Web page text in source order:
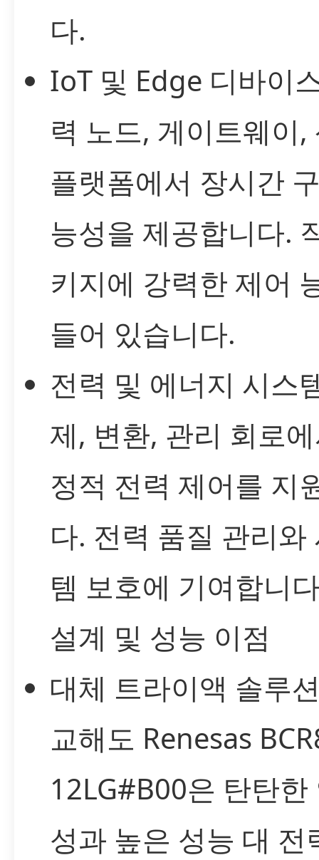
다.
IoT 및 Edge 디바이
력 노드, 게이트웨이,
플랫폼에서 장시간
능성을 제공합니다.
키지에 강력한 제어
들어 있습니다.
전력 및 에너지 시스
제, 변환, 관리 회로
정적 전력 제어를 지
다. 전력 품질 관리와
템 보호에 기여합니
설계 및 성능 이점
대체 트라이액 솔루
교해도 Renesas
12LG#B00은 탄탄한
성과 높은 성능 대 전